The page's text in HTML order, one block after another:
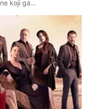
koji ga…